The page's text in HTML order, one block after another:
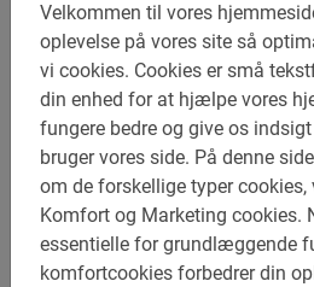
Velkommen til vores
oplevelse på vores site så
vi cookies. Cookies er små
din enhed for at hjælpe vores
fungere bedre og give os
bruger vores side. På denne
om de forskellige typer cookies,
Komfort og Marketing cookies.
essentielle for grundlæggende
komfortcookies forbedrer din
Vi mener, at data ikke kun kan
rejser, men også til at dele viden.
tendenser ønsker vi at bidrage til
cykelturisme, mere bæredygtige
hvor cyklen spiller en stadig
folk oplever deres rejsemål.
Vores ambition er at være en
interesseret i udviklingen af
fremgang som en bæredygtig